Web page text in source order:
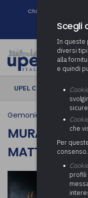
Chi siamo
UPEL CULTURA ›
Gemonio
MURALES DI
MATTONI
Scegli
In queste
diversi
alla
e quindi
che
Per
consenso.
profili